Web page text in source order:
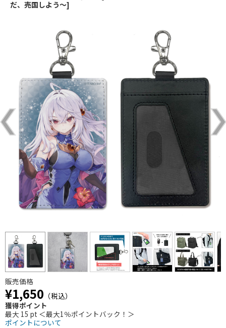
だ、売国しよう～]
販売価格
¥1,650 （税込）
獲得ポイント
最大 15 pt ＜最大1％ポイントバック！＞
ポイントについて